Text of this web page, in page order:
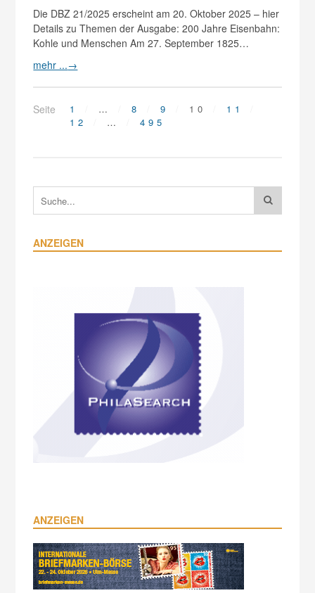
Die DBZ 21/2025 erscheint am 20. Oktober 2025 – hier
Details zu Themen der Ausgabe: 200 Jahre Eisenbahn:
Kohle und Menschen Am 27. September 1825…
mehr ...→
Seite 1 … 8 9 10
11
12
… 495
ANZEIGEN
ANZEIGEN